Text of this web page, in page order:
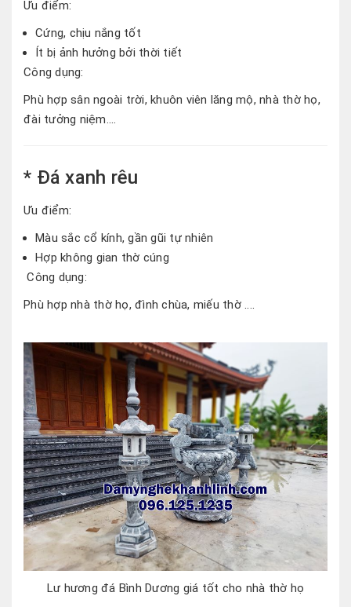
Ưu điểm:
Cứng, chịu nắng tốt
Ít bị ảnh hưởng bởi thời tiết
Công dụng:
Phù hợp sân ngoài trời, khuôn viên lăng mộ, nhà thờ họ,
đài tưởng niệm....
* Đá xanh rêu
Ưu điểm:
Màu sắc cổ kính, gần gũi tự nhiên
Hợp không gian thờ cúng
Công dụng:
Phù hợp nhà thờ họ, đình chùa, miếu thờ ....
Lư hương đá Bình Dương giá tốt cho nhà thờ họ